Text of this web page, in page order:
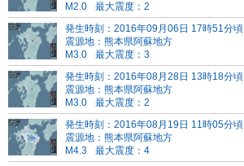
M2.0
最大震度：2
発生時刻：2016年09月06日 17時51分頃
震源地：熊本県阿蘇地方
M3.0
最大震度：3
発生時刻：2016年08月28日 13時18分頃
震源地：熊本県阿蘇地方
M3.0
最大震度：2
発生時刻：2016年08月19日 11時05分頃
震源地：熊本県阿蘇地方
M4.3
最大震度：4